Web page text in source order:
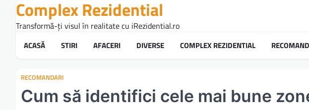
content
Complex Rezidential
Transformă-ți visul în realitate cu iRezidential.ro
ACASĂ STIRI AFACERI DIVERSE COMPLEX REZIDENTIAL
RECOMANDARI
Cum să identifici cele mai bune